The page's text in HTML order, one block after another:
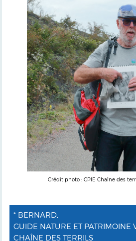
Crédit photo : CPIE Chaîne des
* BERNARD,
GUIDE NATURE ET PATRIMOINE
CHAÎNE DES TERRILS